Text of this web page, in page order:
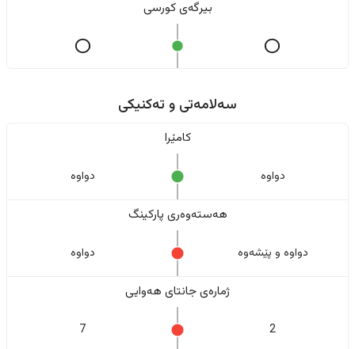
بیرگەی کورسی
سەلامەتی و تەکنیکی
کامێرا
دواوە دواوە
هەستەوەری پارکینگ
دواوە و پێشەوە دواوە
ژمارەی جانتای هەوایی
2
7